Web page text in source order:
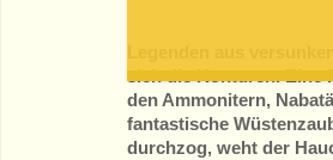
sich die Konturen. Eine
den Ammonitern,
fantastische
durchzog, weht der